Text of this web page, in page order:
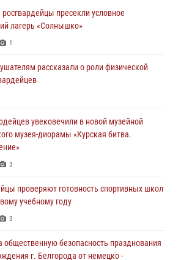
пресекли условное
лагерь «Солнышко»
1
рассказали о роли физической
увековечили в новой музейной
музея‑диорамы «Курская битва.
3
проверяют готовность спортивных школ
учебному году
3
общественную безопасность празднования
г. Белгорода от немецко -